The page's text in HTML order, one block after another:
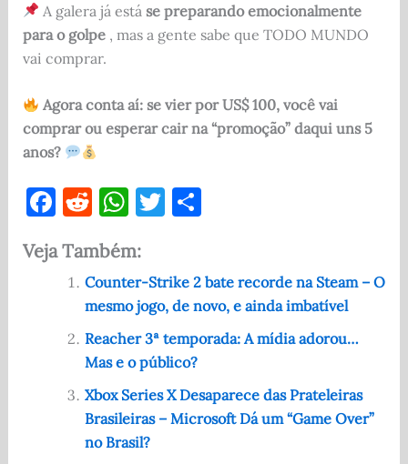
A galera já está se preparando emocionalmente
para o golpe, mas a gente sabe que TODO MUNDO
vai comprar.
Agora conta aí: se vier por US$ 100, você vai
comprar ou esperar cair na “promoção” daqui uns 5
anos?
F
c
e
o
k
R
d
di
t
W
at
s
A
p
p
T
te
r
S
e
Veja Também:
Counter-Strike 2 bate recorde na Steam – O
mesmo jogo, de novo, e ainda imbatível
Reacher 3ª temporada: A mídia adorou…
Mas e o público?
Xbox Series X Desaparece das Prateleiras
Brasileiras – Microsoft Dá um “Game Over”
no Brasil?